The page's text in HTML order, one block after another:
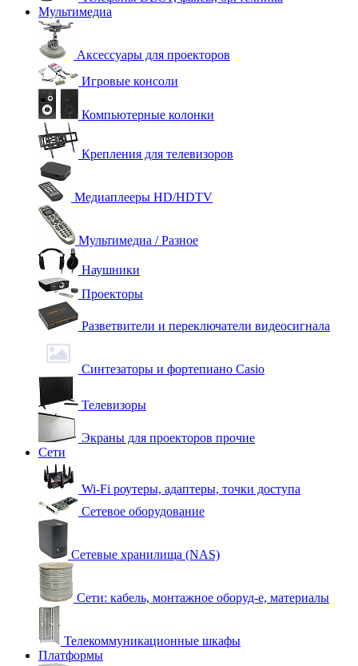
Мультимедиа
Аксессуары для проекторов
Игровые консоли
Компьютерные колонки
Крепления для телевизоров
Медиаплееры HD/HDTV
Мультимедиа / Разное
Наушники
Проекторы
Разветвители и переключатели видеосигнала
Синтезаторы и фортепиано Casio
Телевизоры
Экраны для проекторов прочие
Сети
Wi-Fi роутеры, адаптеры, точки доступа
Сетевое оборудование
Сетевые хранилища (NAS)
Сети: кабель, монтажное оборуд-е, материалы
Телекоммуникационные шкафы
Платформы